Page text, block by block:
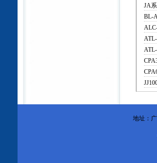
JA
BL-
地址：